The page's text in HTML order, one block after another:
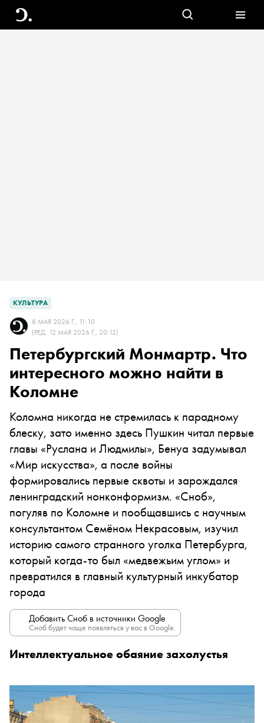
КУЛЬТУРА
8 МАЯ 2026 Г., 11:10
(РЕД. 12 МАЯ 2026 Г., 20:12)
Петербургский Монмартр. Что
интересного можно найти в
Коломне
Коломна никогда не стремилась к парадному
блеску, зато именно здесь Пушкин читал первые
главы «Руслана и Людмилы», Бенуа задумывал
«Мир искусства», а после войны
формировались первые сквоты и зарождался
ленинградский нонконформизм. «Сноб»,
погуляв по Коломне и пообщавшись с научным
консультантом Семёном Некрасовым, изучил
историю самого странного уголка Петербурга,
который когда-то был «медвежьим углом» и
превратился в главный культурный инкубатор
города
Добавить Сноб в источники Google
Сноб будет чаще появляться у вас в Google.
Интеллектуальное обаяние захолустья